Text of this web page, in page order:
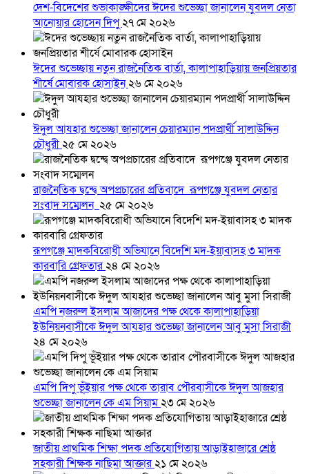
দেশ-বিদেশের শুভাকাঙ্ক্ষীদের ঈদের শুভেচ্ছা জানালেন যুবদল নেতা
আনোয়ার হোসেন দিপু২৭ মে ২০২৬
ঈদের শুভেচ্ছায় নতুন রাজনৈতিক বার্তা, কালাপাহাড়িয়ায় জনপ্রিয়তার
শীর্ষে মোবারক হোসাইন২৬ মে ২০২৬
ঈদুল আযহার শুভেচ্ছা জানালেন চেয়ারম্যান পদপ্রার্থী সালাউদ্দিন
চৌধুরী২৫ মে ২০২৬
রাজনৈতিক দ্বন্দ্বে অপপ্রচারের প্রতিবাদে ‎রূপগঞ্জে যুবদল নেতার
সংবাদ সম্মেলন ‎ ২৫ মে ২০২৬
রূপগঞ্জে মাদকবিরোধী অভিযানে বিদেশি মদ-ইয়াবাসহ ৩ মাদক
কারবারি গ্রেফতার২৪ মে ২০২৬
এমপি নজরুল ইসলাম আজাদের পক্ষ থেকে কালাপাহাড়িয়া
ইউনিয়নবাসীকে ঈদুল আযহার শুভেচ্ছা জানালেন আবু মুসা সিরাজী
২৪ মে ২০২৬
এমপি দিপু ভূঁইয়ার পক্ষ থেকে তারাব পৌরবাসীকে ঈদুল আজহার
শুভেচ্ছা জানালেন কে এম সিয়াম২৩ মে ২০২৬
জাতীয় প্রাথমিক শিক্ষা পদক প্রতিযোগিতায় আড়াইহাজারে শ্রেষ্ঠ
সহকারী শিক্ষক নাছিমা আক্তার২১ মে ২০২৬